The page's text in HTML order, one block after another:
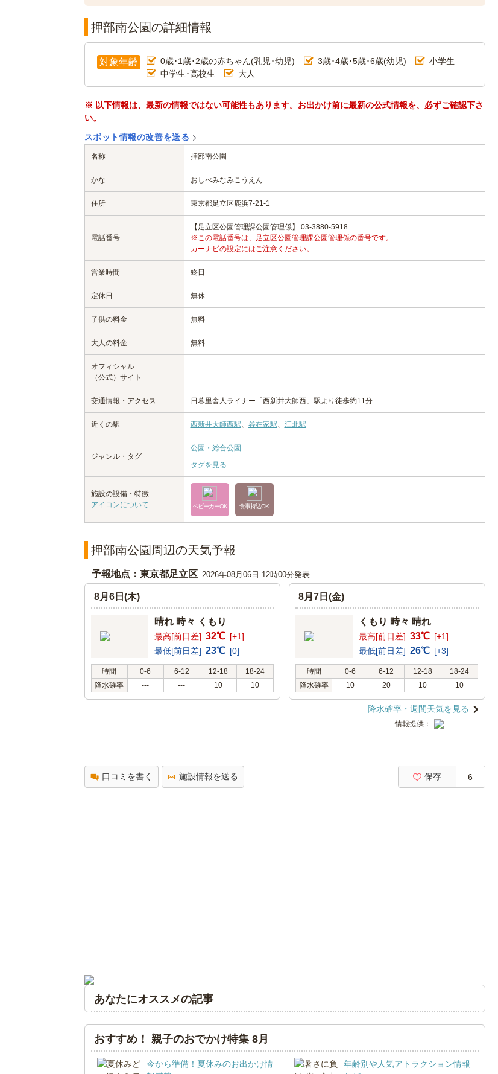
押部南公園の詳細情報
対象年齢 0歳･1歳･2歳の赤ちゃん(乳児･幼児) 3歳･4歳･5歳･6歳(幼児)
小学生
中学生･高校生
大人
※ 以下情報は、最新の情報ではない可能性もあります。お出かけ前に最新の公式情報を、必ずご確認下さ
い。
スポット情報の改善を送る
名称 押部南公園
かな おしべみなみこうえん
住所 東京都足立区鹿浜7-21-1
電話番号
【足立区公園管理課公園管理係】 03-3880-5918
※この電話番号は、足立区公園管理課公園管理係の番号です。
カーナビの設定にはご注意ください。
営業時間 終日
定休日 無休
子供の料金 無料
大人の料金 無料
オフィシャル
（公式）サイト
交通情報・アクセス 日暮里舎人ライナー「西新井大師西」駅より徒歩約11分
近くの駅 西新井大師西駅、 谷在家駅、 江北駅
ジャンル・タグ
公園・総合公園
タグを見る
施設の設備・特徴
アイコンについて
ベビーカーOK 食事持込OK
押部南公園周辺の天気予報
予報地点：東京都足立区 2026年08月06日 12時00分発表
8月6日(木)
晴れ 時々 くもり
最高[前日差] 32℃ [+1]
最低[前日差] 23℃ [0]
時間 0-6 6-12 12-18
18-24
降水確率
--- --- 10 10
8月7日(金)
くもり 時々 晴れ
最高[前日差] 33℃ [+1]
最低[前日差] 26℃ [+3]
時間 0-6 6-12 12-18
18-24
降水確率
10 20 10 10
降水確率・週間天気を見る
情報提供：
口コミを書く 施設情報を送る 保存 6
あなたにオススメの記事
おすすめ！ 親子のおでかけ特集 8月
今から準備！夏休みのお出かけ情
年齢別や人気アトラクション情報